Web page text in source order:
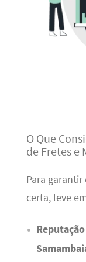
O Que
de Fretes e
Para
certa, leve